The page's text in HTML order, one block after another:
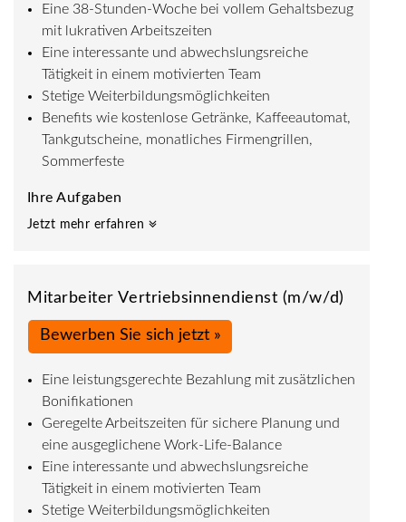
Eine 38-Stunden-Woche bei vollem Gehaltsbezug
mit lukrativen Arbeitszeiten
Eine interessante und abwechslungsreiche
Tätigkeit in einem motivierten Team
Stetige Weiterbildungsmöglichkeiten
Benefits wie kostenlose Getränke, Kaffeeautomat,
Tankgutscheine, monatliches Firmengrillen,
Sommerfeste
Ihre Aufgaben
Jetzt mehr erfahren
Mitarbeiter Vertriebsinnendienst (m/w/d)
Bewerben Sie sich jetzt »
Eine leistungsgerechte Bezahlung mit zusätzlichen
Bonifikationen
Geregelte Arbeitszeiten für sichere Planung und
eine ausgeglichene Work-Life-Balance
Eine interessante und abwechslungsreiche
Tätigkeit in einem motivierten Team
Stetige Weiterbildungsmöglichkeiten